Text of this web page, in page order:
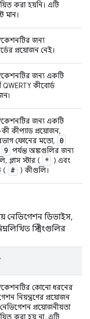
করা হয়নি। এটি
মান।
জন্য
প্রয়োজন নেই।
জন্য একটি
কীবোর্ড
জন্য একটি
কীপ্যাড প্রয়োজন,
ফোনের মতো,
0
9 পর্যন্ত অঙ্কগুলির জন্য
প্লাস স্টার (
*
) এবং
(
# ) কীগুলি।
নেভিগেশন ডিভাইস,
স্ট্রিংগুলির
কোনো ধরনের
নিয়ন্ত্রণের প্রয়োজন
প্রয়োজনীয়তা
করা হয় না. এটি